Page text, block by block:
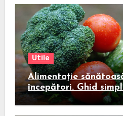
Utile
Alimentație
începători. Ghid
de viață echilibrat